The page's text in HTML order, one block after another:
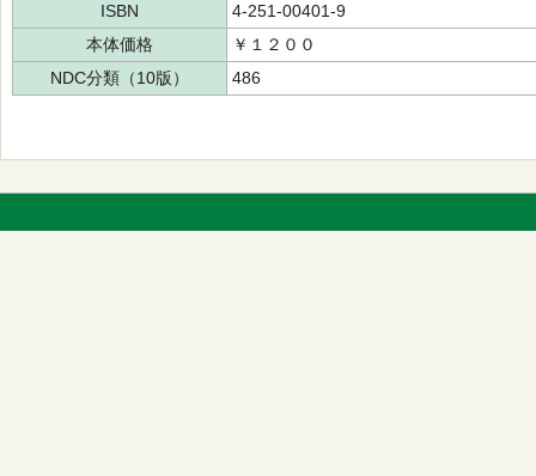
ISBN
4-251-00401-9
本体価格
￥１２００
NDC分類（10版）
486